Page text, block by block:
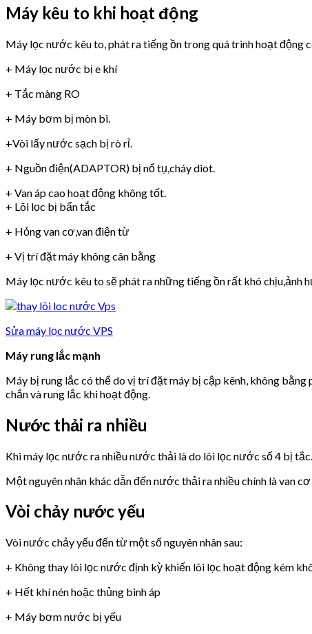
Máy kêu to khi hoạt động
Máy lọc nước kêu to, phát ra tiếng ồn trong quá trình hoạt động
+ Máy lọc nước bị e khí
+ Tắc màng RO
+ Máy bơm bị mòn bi.
+Vòi lấy nước sạch bị rò rỉ.
+ Nguồn điện(ADAPTOR) bị nổ tụ,cháy diot.
+ Van áp cao hoạt động không tốt.
+ Lõi lọc bị bẩn tắc
+ Hỏng van cơ,van điện từ
+ Vị trí đặt máy không cân bằng
Máy lọc nước kêu to sẽ phát ra những tiếng ồn rất khó chịu,ảnh
Sửa máy lọc nước VPS
Máy rung lắc mạnh
Máy bị rung lắc có thể do vị trí đặt máy bị cập kênh, không bằng
chắn và rung lắc khi hoạt động.
Nước thải ra nhiều
Khi máy lọc nước ra nhiều nước thải là do lõi lọc nước số 4 bị
Một nguyên nhân khác dẫn đến nước thải ra nhiều chính là van
Vòi chảy nước yếu
Vòi nước chảy yếu đến từ một số nguyên nhân sau:
+ Không thay lõi lọc nước định kỳ khiến lõi lọc hoạt động kém
+ Hết khí nén hoặc thủng bình áp
+ Máy bơm nước bị yếu